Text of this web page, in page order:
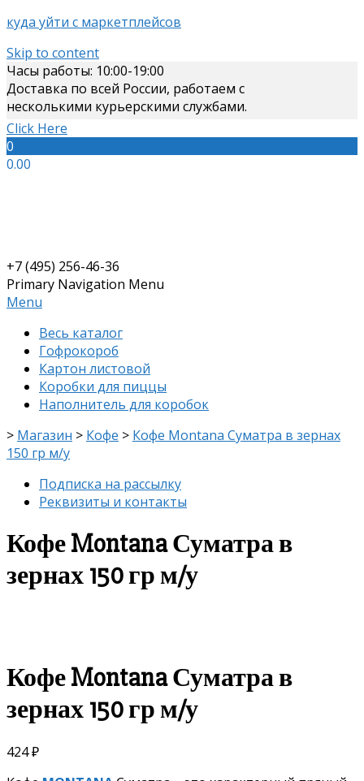
куда уйти с маркетплейсов
Skip to content
Часы работы: 10:00-19:00
Доставка по всей России, работаем с
несколькими курьерскими службами.
Click Here
0
0.00
+7 (495) 256-46-36
Primary Navigation Menu
Menu
Весь каталог
Гофрокороб
Картон листовой
Коробки для пиццы
Наполнитель для коробок
> Магазин > Кофе > Кофе Montana Суматра в зернах
150 гр м/у
Подписка на рассылку
Реквизиты и контакты
Кофе Montana Суматра в
зернах 150 гр м/у
Кофе Montana Суматра в
зернах 150 гр м/у
424₽